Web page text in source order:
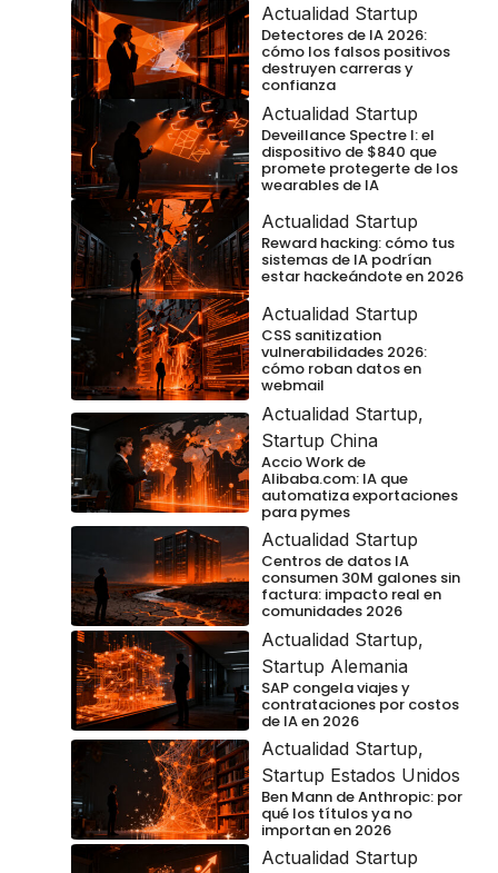
Actualidad Startup
Detectores de IA 2026:
cómo los falsos positivos
destruyen carreras y
confianza
Actualidad Startup
Deveillance Spectre I: el
dispositivo de $840 que
promete protegerte de los
wearables de IA
Actualidad Startup
Reward hacking: cómo tus
sistemas de IA podrían
estar hackeándote en 2026
Actualidad Startup
CSS sanitization
vulnerabilidades 2026:
cómo roban datos en
webmail
Actualidad Startup,
Startup China
Accio Work de
Alibaba.com: IA que
automatiza exportaciones
para pymes
Actualidad Startup
Centros de datos IA
consumen 30M galones sin
factura: impacto real en
comunidades 2026
Actualidad Startup,
Startup Alemania
SAP congela viajes y
contrataciones por costos
de IA en 2026
Actualidad Startup,
Startup Estados Unidos
Ben Mann de Anthropic: por
qué los títulos ya no
importan en 2026
Actualidad Startup